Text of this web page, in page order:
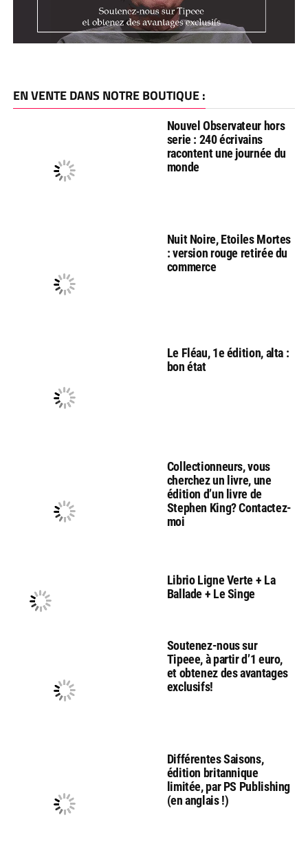
EN VENTE DANS NOTRE BOUTIQUE :
Nouvel Observateur hors
serie : 240 écrivains
racontent une journée du
monde
Nuit Noire, Etoiles Mortes
: version rouge retirée du
commerce
Le Fléau, 1e édition, alta :
bon état
Collectionneurs, vous
cherchez un livre, une
édition d’un livre de
Stephen King? Contactez-
moi
Librio Ligne Verte + La
Ballade + Le Singe
Soutenez-nous sur
Tipeee, à partir d’1 euro,
et obtenez des avantages
exclusifs!
Différentes Saisons,
édition britannique
limitée, par PS Publishing
(en anglais !)